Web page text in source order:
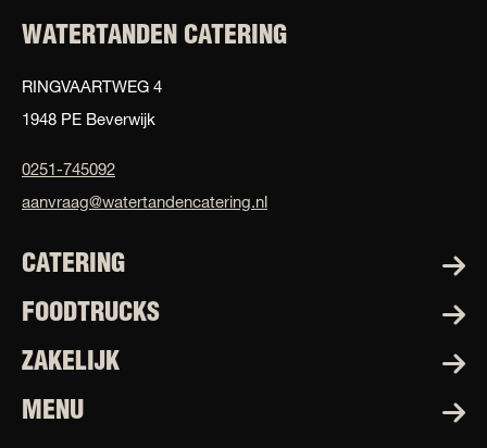
WATERTANDEN CATERING
RINGVAARTWEG 4
1948 PE Beverwijk
0251-745092
aanvraag@watertandencatering.nl
CATERING
FOODTRUCKS
ZAKELIJK
MENU